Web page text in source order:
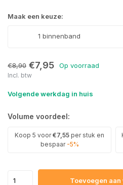
Maak een keuze:
1 binnenband
€8,90 €7,95 Op voorraad
Incl. btw
Volgende werkdag in huis
Volume voordeel:
Koop 5 voor€7,55 per stuk en
bespaar -5%
Toevoegen